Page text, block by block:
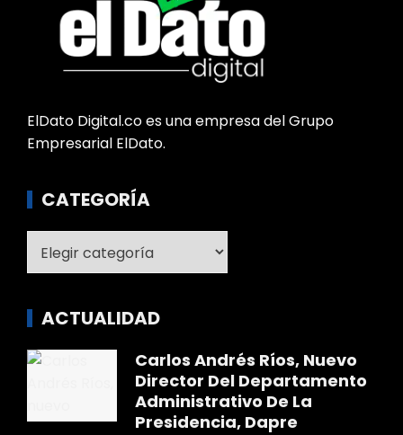
ElDato Digital.co es una empresa del Grupo
Empresarial ElDato.
CATEGORÍA
ACTUALIDAD
Carlos Andrés Ríos, Nuevo
Director Del Departamento
Administrativo De La
Presidencia, Dapre